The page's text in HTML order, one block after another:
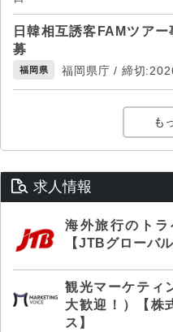
日韓相互誘客FAMツア
募
福岡県 福岡県庁 / 締切
も
求人情報
海外旅行のト
【JTBグローバ
観光マーケティ
大歓迎！）【株
ス】